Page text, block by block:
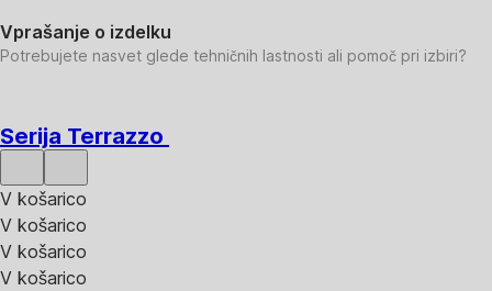
Vprašanje o izdelku
Potrebujete nasvet glede tehničnih lastnosti ali pomoč pri izbiri?
Serija Terrazzo
V košarico
V košarico
V košarico
V košarico